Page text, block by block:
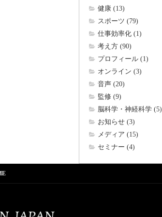
健康 (13)
スポーツ (79)
仕事効率化 (1)
考え方 (90)
プロフィール (1)
オンライン (3)
音声 (20)
監修 (9)
脳科学・神経科学 (5)
お知らせ (3)
メディア (15)
セミナー (4)